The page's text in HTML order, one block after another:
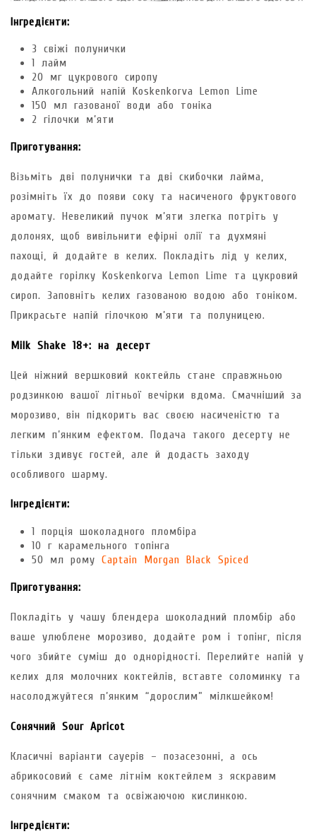
Інгредієнти:
3 свіжі полунички
1 лайм
20 мг цукрового сиропу
Алкогольний напій Koskenkorva Lemon Lime
150 мл газованої води або тоніка
2 гілочки м’яти
Приготування:
Візьміть дві полунички та дві скибочки лайма,
розімніть їх до появи соку та насиченого фруктового
аромату. Невеликий пучок м’яти злегка потріть у
долонях, щоб вивільнити ефірні олії та духмяні
пахощі, й додайте в келих. Покладіть лід у келих,
додайте горілку Koskenkorva Lemon Lime та цукровий
сироп. Заповніть келих газованою водою або тоніком.
Прикрасьте напій гілочкою м’яти та полуницею.
Milk Shake 18+: на десерт
Цей ніжний вершковий коктейль стане справжньою
родзинкою вашої літньої вечірки вдома. Смачніший за
морозиво, він підкорить вас своєю насиченістю та
легким п’янким ефектом. Подача такого десерту не
тільки здивує гостей, але й додасть заходу
особливого шарму.
Інгредієнти:
1 порція шоколадного пломбіра
10 г карамельного топінга
50 мл рому Captain Morgan Black Spiced
Приготування:
Покладіть у чашу блендера шоколадний пломбір або
ваше улюблене морозиво, додайте ром і топінг, після
чого збийте суміш до однорідності. Перелийте напій у
келих для молочних коктейлів, вставте соломинку та
насолоджуйтеся п’янким “дорослим” мілкшейком!
Сонячний Sour Apricot
Класичні варіанти сауерів – позасезонні, а ось
абрикосовий є саме літнім коктейлем з яскравим
сонячним смаком та освіжаючою кислинкою.
Інгредієнти: